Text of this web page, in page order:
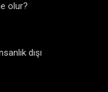
olur?
dışı